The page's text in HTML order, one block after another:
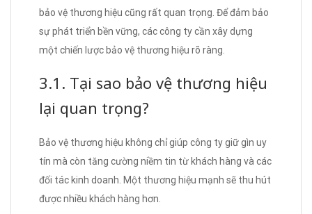
bảo vệ thương hiệu cũng rất quan trọng. Để đảm bảo
sự phát triển bền vững, các công ty cần xây dựng
một chiến lược bảo vệ thương hiệu rõ ràng.
3.1. Tại sao bảo vệ thương hiệu
lại quan trọng?
Bảo vệ thương hiệu không chỉ giúp công ty giữ gìn uy
tín mà còn tăng cường niềm tin từ khách hàng và các
đối tác kinh doanh. Một thương hiệu mạnh sẽ thu hút
được nhiều khách hàng hơn.